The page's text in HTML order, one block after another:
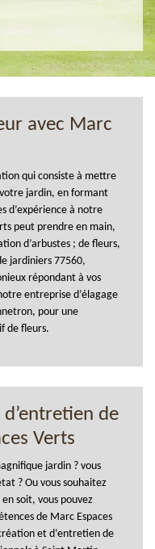
avec Marc
qui consiste à mettre
jardin, en formant
d’expérience à notre
peut prendre en main,
d’arbustes ; de fleurs,
jardiniers 77560,
répondant à vos
entreprise d’élagage
pour une
de fleurs.
de
Verts
jardin ? vous
? Ou vous souhaitez
soit, vous pouvez
de Marc Espaces
et d’entretien de